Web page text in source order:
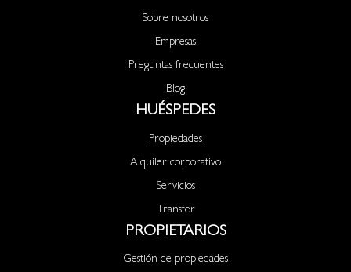
Sobre nosotros
Empresas
Preguntas frecuentes
Blog
HUÉSPEDES
Propiedades
Alquiler corporativo
Servicios
Transfer
PROPIETARIOS
Gestión de propiedades